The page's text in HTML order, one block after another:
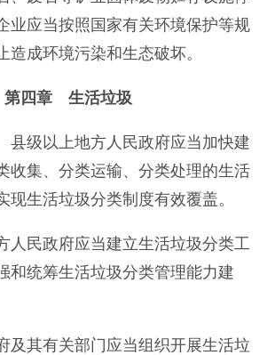
业应当按照国家有关环境保护等规
造成环境污染和生态破坏。
第四章 生活垃圾
以上地方人民政府应当加快建
收集、分类运输、分类处理的生活
现生活垃圾分类制度有效覆盖。
民政府应当建立生活垃圾分类工
和统筹生活垃圾分类管理能力建
其有关部门应当组织开展生活垃